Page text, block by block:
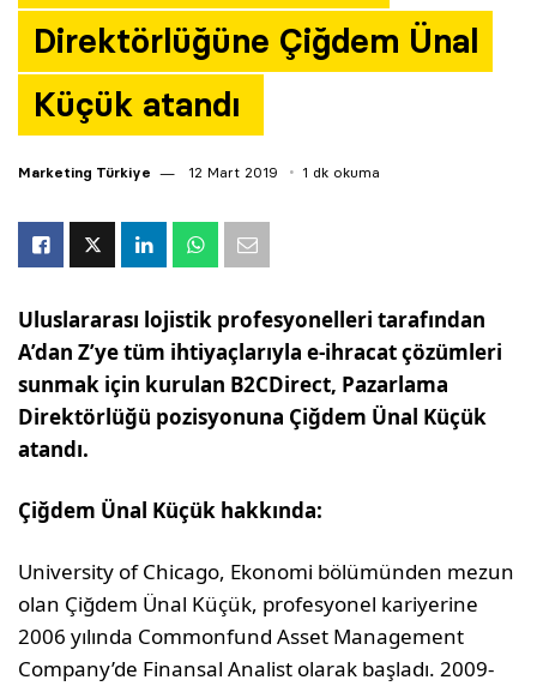
Direktörlüğüne Çiğdem Ünal
Küçük atandı
Marketing Türkiye 12 Mart 2019 1 dk okuma
Uluslararası lojistik profesyonelleri tarafından
A’dan Z’ye tüm ihtiyaçlarıyla e-ihracat çözümleri
sunmak için kurulan B2CDirect, Pazarlama
Direktörlüğü pozisyonuna Çiğdem Ünal Küçük
atandı.
Çiğdem Ünal Küçük hakkında:
University of Chicago, Ekonomi bölümünden mezun
olan Çiğdem Ünal Küçük, profesyonel kariyerine
2006 yılında Commonfund Asset Management
Company’de Finansal Analist olarak başladı. 2009-